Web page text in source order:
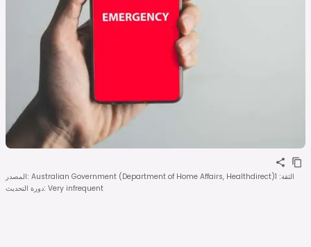
المصدر: Australian Government (Department of Home Affairs, Healthdirect) الثقة:
1
دورة التحديث: Very infrequent